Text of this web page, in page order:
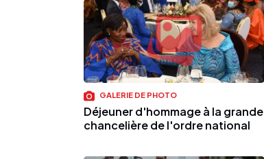
GALERIE DE PHOTO
Déjeuner d'hommage à la grande
chancelière de l'ordre national